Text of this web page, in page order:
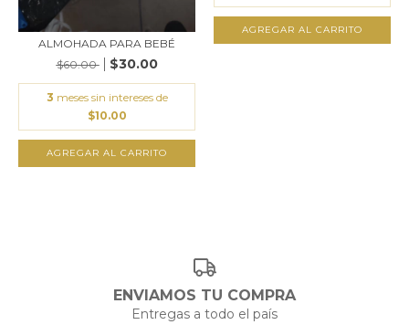
ALMOHADA PARA BEBÉ
$60.00
$30.00
3 meses sin intereses de
$10.00
ENVIAMOS TU COMPRA
Entregas a todo el país